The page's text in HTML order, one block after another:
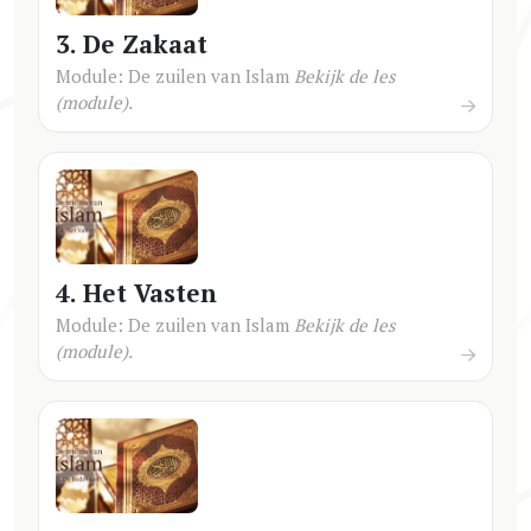
3. De Zakaat
Module: De zuilen van Islam Bekijk de les
(module).
4. Het Vasten
Module: De zuilen van Islam Bekijk de les
(module).